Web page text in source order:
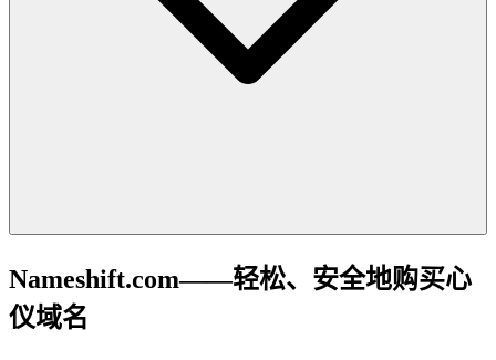
Nameshift.com——轻松、安全地购买心
仪域名